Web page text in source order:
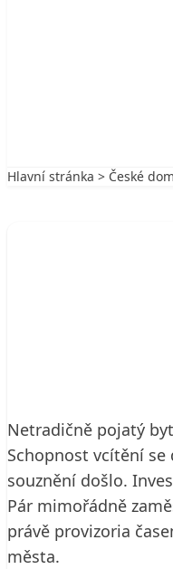
Hlavní stránka > České
Netradičně pojatý
Schopnost vcítění
souznění došlo.
Pár mimořádně
právě provizoria
města.